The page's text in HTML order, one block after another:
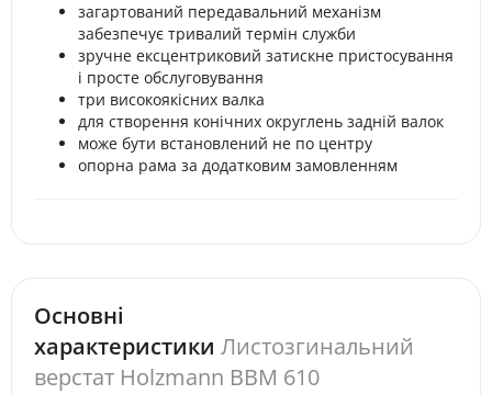
загартований передавальний механізм
забезпечує тривалий термін служби
зручне ексцентриковий затискне пристосування
і просте обслуговування
три високоякісних валка
для створення конічних округлень задній валок
може бути встановлений не по центру
опорна рама за додатковим замовленням
Основні
характеристики Листозгинальний
верстат Holzmann BBM 610